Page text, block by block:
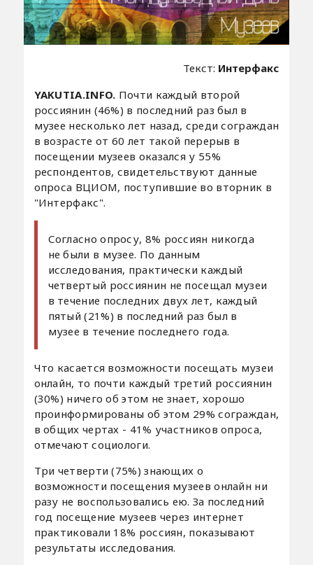
Текст: Интерфакс
YAKUTIA.INFO. Почти каждый второй
россиянин (46%) в последний раз был в
музее несколько лет назад, среди сограждан
в возрасте от 60 лет такой перерыв в
посещении музеев оказался у 55%
респондентов, свидетельствуют данные
опроса ВЦИОМ, поступившие во вторник в
"Интерфакс".
Согласно опросу, 8% россиян никогда
не были в музее. По данным
исследования, практически каждый
четвертый россиянин не посещал музеи
в течение последних двух лет, каждый
пятый (21%) в последний раз был в
музее в течение последнего года.
Что касается возможности посещать музеи
онлайн, то почти каждый третий россиянин
(30%) ничего об этом не знает, хорошо
проинформированы об этом 29% сограждан,
в общих чертах - 41% участников опроса,
отмечают социологи.
Три четверти (75%) знающих о
возможности посещения музеев онлайн ни
разу не воспользовались ею. За последний
год посещение музеев через интернет
практиковали 18% россиян, показывают
результаты исследования.